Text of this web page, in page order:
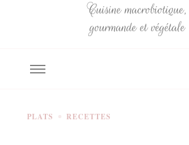
Cuisine macrobiotique,
gourmande et végétale
PLATS RECETTES